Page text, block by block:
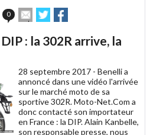
0
Envoyer
cet
à
Partager
sur sur
: la 302R arrive, la
28 septembre 2017 - Benelli a
annoncé dans une vidéo l'arrivée
sur le marché moto de sa
sportive 302R. Moto-Net.Com a
donc contacté son importateur
en France : la DIP. Alain Kanbelle,
son responsable presse, nous